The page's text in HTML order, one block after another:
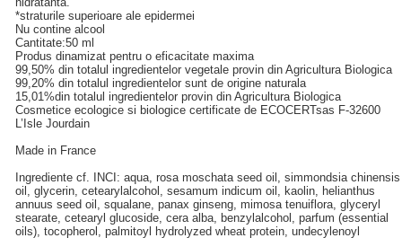
*straturile superioare ale epidermei
Nu contine alcool
Cantitate:50 ml
Produs dinamizat pentru o eficacitate maxima
99,50% din totalul ingredientelor vegetale provin din Agricultura Biologica
99,20% din totalul ingredientelor sunt de origine naturala
15,01%din totalul ingredientelor provin din Agricultura Biologica
Cosmetice ecologice si biologice certificate de ECOCERTsas F-32600
L’Isle Jourdain
Made in France
Ingrediente cf. INCI: aqua, rosa moschata seed oil, simmondsia chinensis
oil, glycerin, cetearylalcohol, sesamum indicum oil, kaolin, helianthus
annuus seed oil, squalane, panax ginseng, mimosa tenuiflora, glyceryl
stearate, cetearyl glucoside, cera alba, benzylalcohol, parfum (essential
oils), tocopherol, palmitoyl hydrolyzed wheat protein, undecylenoyl